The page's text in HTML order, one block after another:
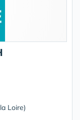
Loire)